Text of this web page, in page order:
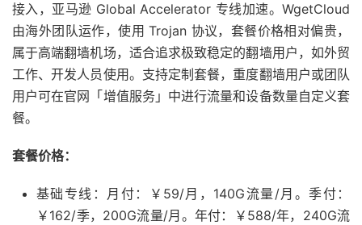
接入，亚马逊 Global Accelerator 专线加速。WgetCloud
由海外团队运作，使用 Trojan 协议，套餐价格相对偏贵，
属于高端翻墙机场，适合追求极致稳定的翻墙用户，如外贸
工作、开发人员使用。支持定制套餐，重度翻墙用户或团队
用户可在官网「增值服务」中进行流量和设备数量自定义套
餐。
套餐价格：
基础专线：月付：￥59/月，140G流量/月。季付：
￥162/季，200G流量/月。年付：￥588/年，240G流